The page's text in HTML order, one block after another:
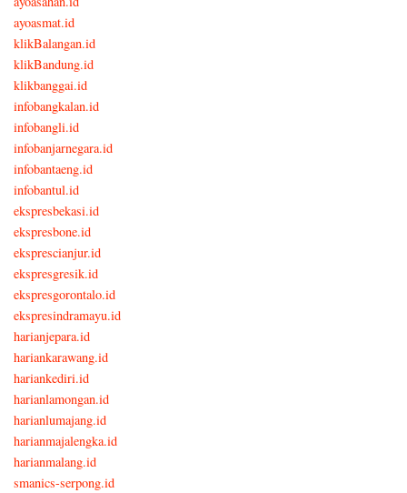
ayoasmat.id
klikBalangan.id
klikBandung.id
klikbanggai.id
infobangkalan.id
infobangli.id
infobanjarnegara.id
infobantaeng.id
infobantul.id
ekspresbekasi.id
ekspresbone.id
eksprescianjur.id
ekspresgresik.id
ekspresgorontalo.id
ekspresindramayu.id
harianjepara.id
hariankarawang.id
hariankediri.id
harianlamongan.id
harianlumajang.id
harianmajalengka.id
harianmalang.id
smanics-serpong.id